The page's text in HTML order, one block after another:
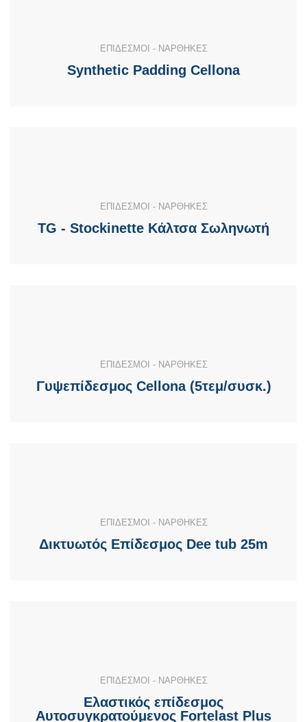
ΕΠΙΔΕΣΜΟΙ - ΝΑΡΘΗΚΕΣ
Synthetic Padding Cellona
ΕΠΙΔΕΣΜΟΙ - ΝΑΡΘΗΚΕΣ
TG - Stockinette Κάλτσα Σωληνωτή
ΕΠΙΔΕΣΜΟΙ - ΝΑΡΘΗΚΕΣ
Γυψεπίδεσμος Cellona (5τεμ/συσκ.)
ΕΠΙΔΕΣΜΟΙ - ΝΑΡΘΗΚΕΣ
Δικτυωτός Επίδεσμος Dee tub 25m
ΕΠΙΔΕΣΜΟΙ - ΝΑΡΘΗΚΕΣ
Ελαστικός επίδεσμος
Αυτοσυγκρατούμενος Fortelast Plus